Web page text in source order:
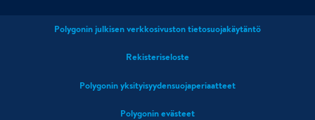
Polygonin julkisen verkkosivuston tietosuojakäytäntö
Rekisteriseloste
Polygonin yksityisyydensuojaperiaatteet
Polygonin evästeet